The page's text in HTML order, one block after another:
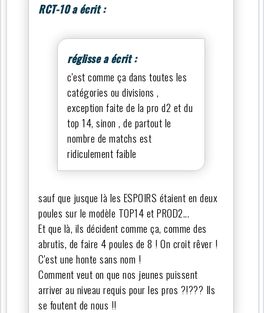
RCT-10 a écrit :
réglisse a écrit :
c'est comme ça dans toutes les
catégories ou divisions ,
exception faite de la pro d2 et du
top 14, sinon , de partout le
nombre de matchs est
ridiculement faible
sauf que jusque là les ESPOIRS étaient en deux
poules sur le modèle TOP14 et PROD2...
Et que là, ils décident comme ça, comme des
abrutis, de faire 4 poules de 8 ! On croit rêver !
C'est une honte sans nom !
Comment veut on que nos jeunes puissent
arriver au niveau requis pour les pros ?!??? Ils
se foutent de nous !!